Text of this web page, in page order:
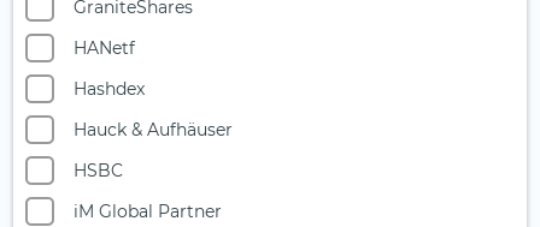
GraniteShares
HANetf
Hashdex
Hauck & Aufhäuser
HSBC
iM Global Partner